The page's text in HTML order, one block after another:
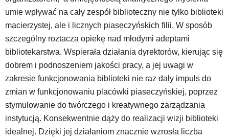
dla
platformy.
umie wpływać na cały zespół biblioteczny nie tylko biblioteki
macierzystej, ale i licznych piaseczyńskich filii. W sposób
szczególny roztacza opiekę nad młodymi adeptami
bibliotekarstwa. Wspierała działania dyrektorów, kierując się
dobrem i podnoszeniem jakości pracy, a jej uwagi w
zakresie funkcjonowania biblioteki nie raz dały impuls do
zmian w funkcjonowaniu placówki piaseczyńskiej, poprzez
stymulowanie do twórczego i kreatywnego zarządzania
instytucją. Konsekwentnie dąży do realizacji wizji biblioteki
idealnej. Dzięki jej działaniom znacznie wzrosła liczba